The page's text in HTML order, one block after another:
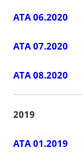
ATA 06.2020
ATA 07.2020
ATA 08.2020
2019
ATA 01.2019